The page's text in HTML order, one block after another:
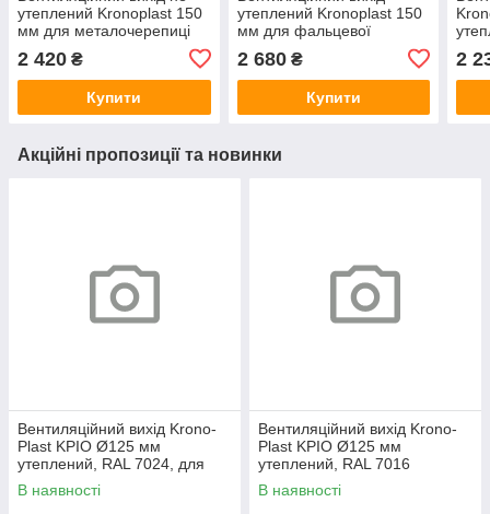
утеплений Kronoplast 150
мм для металочерепиці
асортименті)
2 420 ₴
Купити
утеплений Kronoplast 150
мм для фальцевої
асортименті)
2 680₴
Купити
2
Акційні пропозиції та новинки
Вентиляційний вихід Krono-
Plast KPIO Ø125 мм
утеплений, RAL 7024, для
фальцевої та готової покрівлі
В наявності
Вентиляційний вихід Krono-
Plast KPIO Ø125 мм
утеплений, RAL 7016
антрацит, для фальцевої та
готової покрівлі
В наявності